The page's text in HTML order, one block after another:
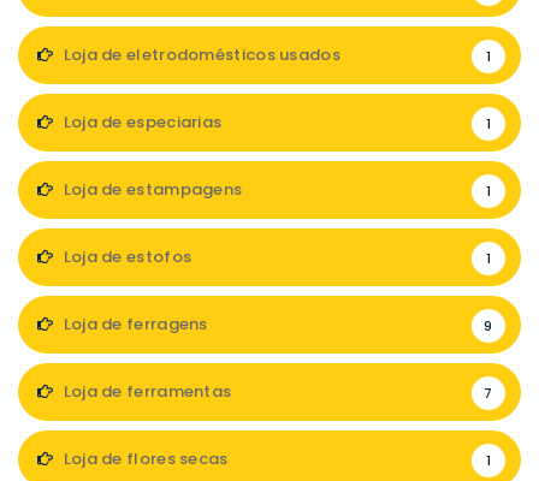
Loja de eletrodomésticos usados 1
Loja de especiarias 1
Loja de estampagens 1
Loja de estofos 1
Loja de ferragens 9
Loja de ferramentas 7
Loja de flores secas 1